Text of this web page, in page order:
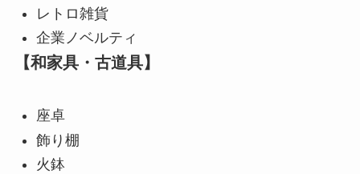
レトロ雑貨
企業ノベルティ
【和家具・古道具】
座卓
飾り棚
火鉢